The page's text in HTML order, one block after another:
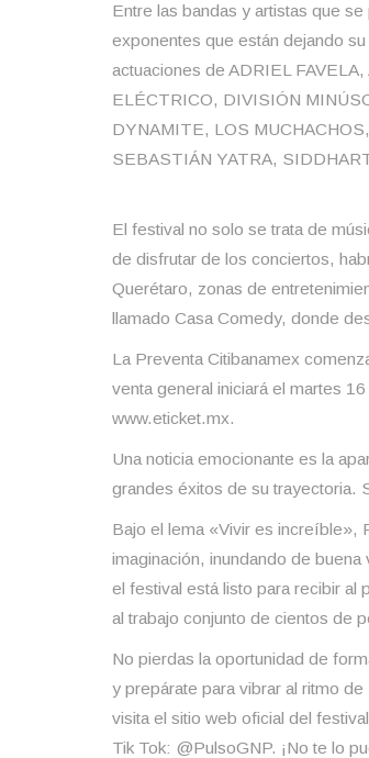
Entre las bandas y artistas que
exponentes que están dejando
actuaciones de ADRIEL
ELÉCTRICO, DIVISIÓN
DYNAMITE, LOS
SEBASTIÁN YATRA,
El festival no solo se trata de
de disfrutar de los conciertos,
Querétaro, zonas de
llamado Casa Comedy, donde
La Preventa Citibanamex
venta general iniciará el martes
www.eticket.mx.
Una noticia emocionante es la
grandes éxitos de su trayectoria.
Bajo el lema «Vivir es increíble»,
imaginación, inundando de
el festival está listo para recibir al
al trabajo conjunto de cientos de
No pierdas la oportunidad de
y prepárate para vibrar al ritmo
visita el sitio web oficial del
Tik Tok: @PulsoGNP. ¡No te lo